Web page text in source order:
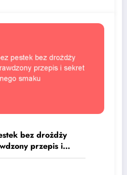
bez drożdży
przepis i